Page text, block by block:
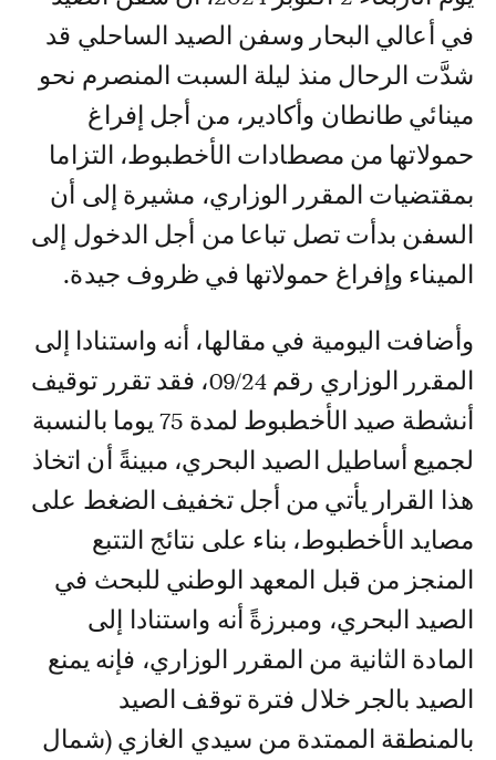
في أعالي البحار وسفن الصيد الساحلي قد
شدَّت الرحال منذ ليلة السبت المنصرم نحو
مينائي طانطان وأكادير، من أجل إفراغ
حمولاتها من مصطادات الأخطبوط، التزاما
بمقتضيات المقرر الوزاري، مشيرة إلى أن
السفن بدأت تصل تباعا من أجل الدخول إلى
الميناء وإفراغ حمولاتها في ظروف جيدة.
وأضافت اليومية في مقالها، أنه واستنادا إلى
المقرر الوزاري رقم 09/24، فقد تقرر توقيف
أنشطة صيد الأخطبوط لمدة 75 يوما بالنسبة
لجميع أساطيل الصيد البحري، مبينةً أن اتخاذ
هذا القرار يأتي من أجل تخفيف الضغط على
مصايد الأخطبوط، بناء على نتائج التتبع
المنجز من قبل المعهد الوطني للبحث في
الصيد البحري، ومبرزةً أنه واستنادا إلى
المادة الثانية من المقرر الوزاري، فإنه يمنع
الصيد بالجر خلال فترة توقف الصيد
بالمنطقة الممتدة من سيدي الغازي (شمال